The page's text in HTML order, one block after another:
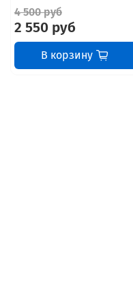
4 500 руб
2 550 руб
В корзину